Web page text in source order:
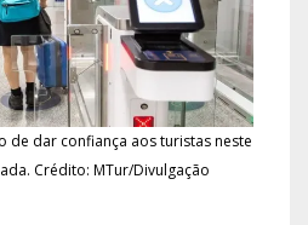
de dar confiança aos turistas neste
Crédito: MTur/Divulgação